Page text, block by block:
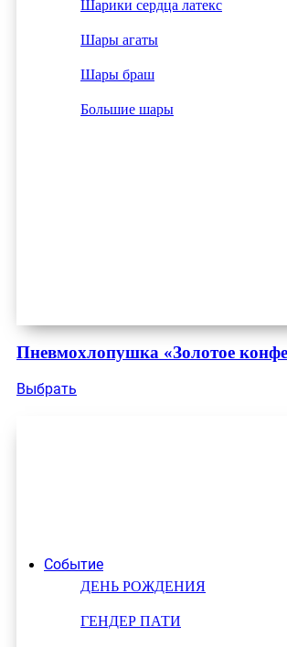
Шарики сердца латекс
Шары агаты
Шары браш
Большие шары
Событие
ДЕНЬ РОЖДЕНИЯ
ГЕНДЕР ПАТИ
Пневмохлопушка «Золотое
Выбрать